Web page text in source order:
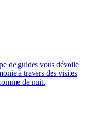
de guides vous dévoile
à travers des visites
de nuit.